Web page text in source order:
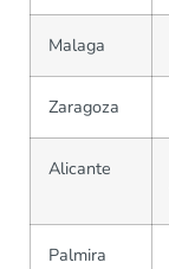
Malaga
Zaragoza
Alicante
Palmira